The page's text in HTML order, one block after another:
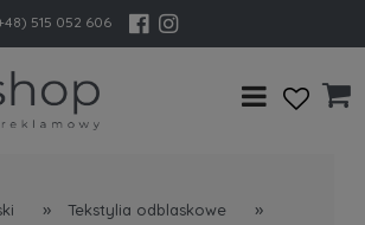
515 052 606
» Tekstylia odblaskowe »